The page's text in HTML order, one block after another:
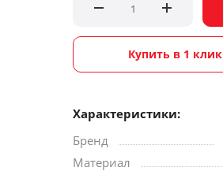
Купить в 1 клик
Характеристики:
Бренд
Материал